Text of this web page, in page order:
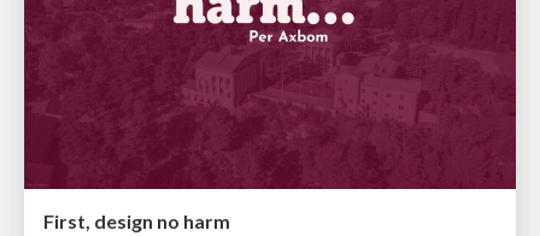
First, design no harm